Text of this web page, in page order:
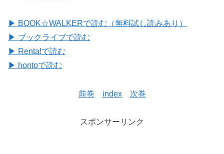
▶ BOOK☆WALKERで読む（無料試し読みあり）
▶ ブックライブで読む
▶ Renta!で読む
▶ hontoで読む
前巻 index 次巻
スポンサーリンク